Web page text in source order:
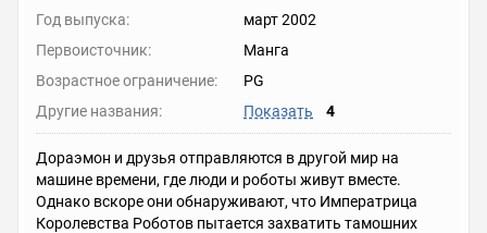
Год выпуска:
март 2002
Первоисточник:
Манга
Возрастное ограничение:
PG
Другие названия:
Показать 4
Дораэмон и друзья отправляются в другой мир на
машине времени, где люди и роботы живут вместе.
Однако вскоре они обнаруживают, что Императрица
Королевства Роботов пытается захватить тамошних